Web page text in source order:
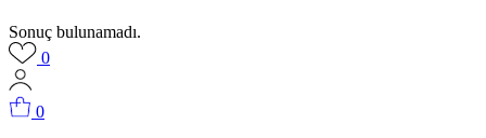
Sonuç bulunamadı.
0
0